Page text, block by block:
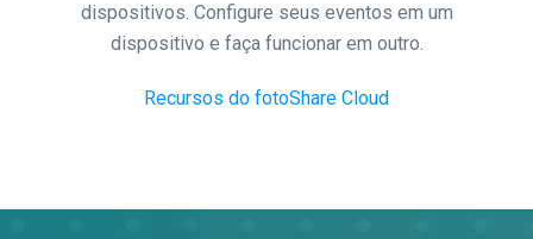
dispositivos. Configure seus eventos em um
dispositivo e faça funcionar em outro.
Recursos do fotoShare Cloud